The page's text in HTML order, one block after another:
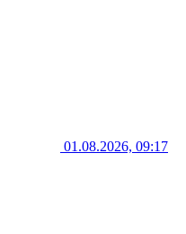
01.08.2026, 09:17